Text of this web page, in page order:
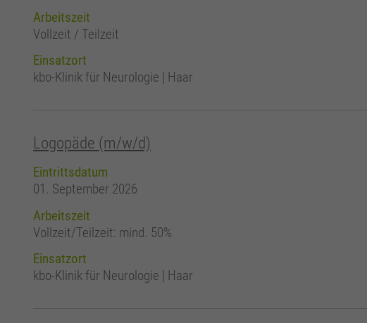
Arbeitszeit
Vollzeit / Teilzeit
Einsatzort
kbo-Klinik für Neurologie | Haar
Logopäde (m/w/d)
Eintrittsdatum
01. September 2026
Arbeitszeit
Vollzeit/Teilzeit: mind. 50%
Einsatzort
kbo-Klinik für Neurologie | Haar